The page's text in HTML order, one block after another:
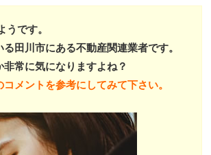
うです。
田川市にある不動産関連業者です。
常に気になりますよね？
メントを参考にしてみて下さい。